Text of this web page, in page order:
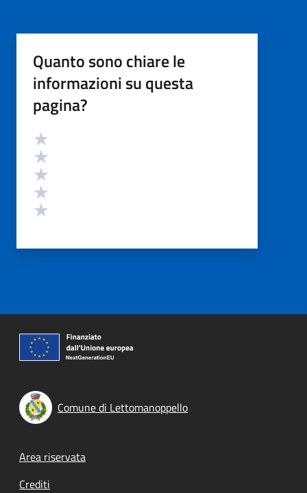
Quanto sono chiare le
informazioni su questa
pagina?
Valutazione
Comune di Lettomanoppello
Footer menu
Area riservata
Crediti